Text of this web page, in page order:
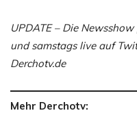
UPDATE – Die
und samstags live auf
Derchotv.de
Mehr Derchotv: